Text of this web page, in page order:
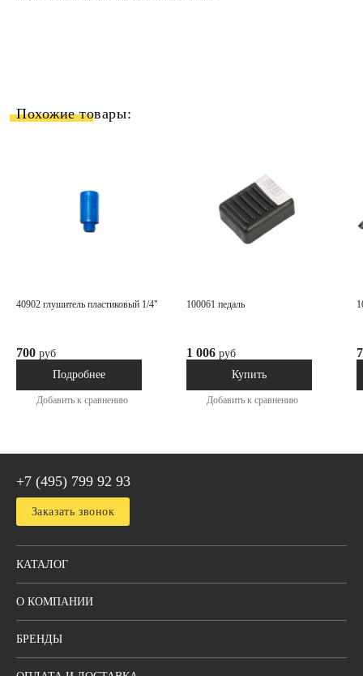
Похожие товары:
40902 глушитель пластиковый 1/4"
700 руб
Под заказ
Подробнее
Добавить к сравнению
100061 педаль
1 006 руб
В наличииКупить
Добавить к сравнению
+7 (495) 799 92 93
Заказать звонок
КАТАЛОГ
О КОМПАНИИ
БРЕНДЫ